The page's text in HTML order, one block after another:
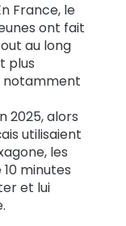
France, le
ont fait
au long
plus
notamment
2025, alors
utilisaient
les
minutes
et lui